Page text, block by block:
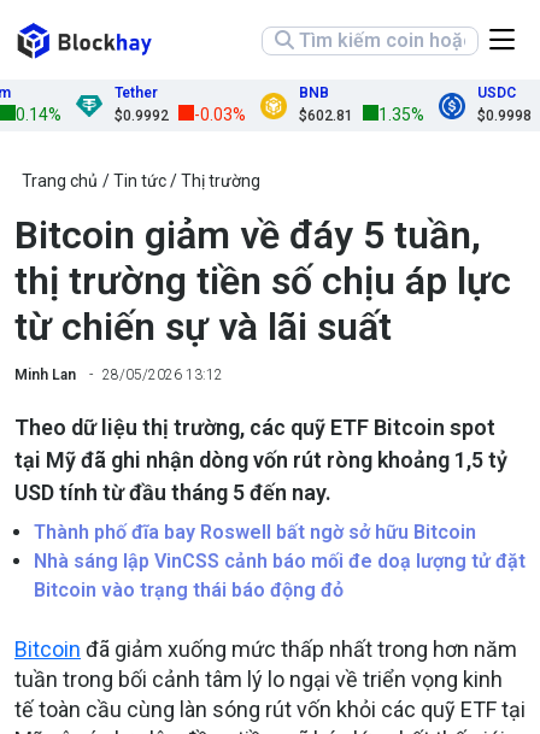
Tether
$0.9992
-0.03%
BNB
$602.81
1.35%
USDC
$0.9998
Trang chủ Tin tức Thị trường
Bitcoin giảm về đáy 5 tuần,
thị trường tiền số chịu áp lực
từ chiến sự và lãi suất
Minh Lan 28/05/2026 13:12
Theo dữ liệu thị trường, các quỹ ETF Bitcoin spot
tại Mỹ đã ghi nhận dòng vốn rút ròng khoảng 1,5 tỷ
USD tính từ đầu tháng 5 đến nay.
Thành phố đĩa bay Roswell bất ngờ sở hữu Bitcoin
Nhà sáng lập VinCSS cảnh báo mối đe doạ lượng tử đặt
Bitcoin vào trạng thái báo động đỏ
Bitcoin đã giảm xuống mức thấp nhất trong hơn năm
tuần trong bối cảnh tâm lý lo ngại về triển vọng kinh
tế toàn cầu cùng làn sóng rút vốn khỏi các quỹ ETF tại